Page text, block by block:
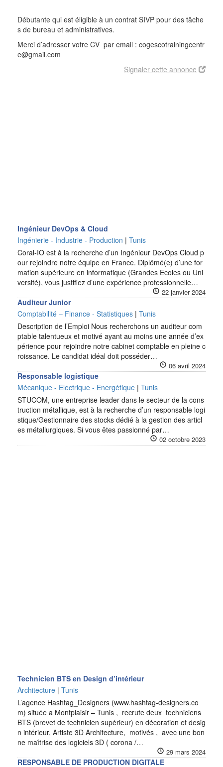
Débutante qui est éligible à un contrat SIVP pour des tâche
s de bureau et administratives.
Merci d’adresser votre CV par email : cogescotrainingcentr
e@gmail.com
Signaler cette annonce
Ingénieur DevOps & Cloud
Ingénierie - Industrie - Production | Tunis
Coral-IO est à la recherche d’un Ingénieur DevOps Cloud p
our rejoindre notre équipe en France. Diplômé(e) d’une for
mation supérieure en informatique (Grandes Ecoles ou Uni
versité), vous justifiez d’une expérience professionnelle…
22 janvier 2024
Auditeur Junior
Comptabilité – Finance - Statistiques | Tunis
Description de l’Emploi Nous recherchons un auditeur com
ptable talentueux et motivé ayant au moins une année d’ex
périence pour rejoindre notre cabinet comptable en pleine c
roissance. Le candidat idéal doit posséder…
06 avril 2024
Responsable logistique
Mécanique - Electrique - Energétique | Tunis
STUCOM, une entreprise leader dans le secteur de la cons
truction métallique, est à la recherche d’un responsable logi
stique/Gestionnaire des stocks dédié à la gestion des articl
es métallurgiques. Si vous êtes passionné par…
02 octobre 2023
Technicien BTS en Design d’intérieur
Architecture | Tunis
L’agence Hashtag_Designers (www.hashtag-designers.co
m) située a Montplaisir – Tunis , recrute deux techniciens
BTS (brevet de technicien supérieur) en décoration et desig
n intérieur, Artiste 3D Architecture, motivés , avec une bon
ne maîtrise des logiciels 3D ( corona /…
29 mars 2024
RESPONSABLE DE PRODUCTION DIGITALE